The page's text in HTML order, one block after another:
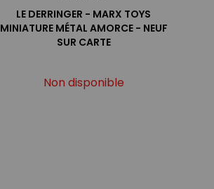
LE DERRINGER - MARX TOYS
MINIATURE MÉTAL AMORCE - NEUF
SUR CARTE
Non disponible